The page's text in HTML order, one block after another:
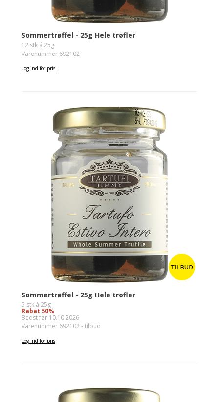
Sommertrøffel - 25g Hele trøfler
12 stk á 25g
Varenummer 692102
Log ind for pris
Sommertrøffel - 25g Hele trøfler
5 stk á 25g
Rabat 50%
Bedst før 10.10.2026
Varenummer 692102 - tilbud
Log ind for pris